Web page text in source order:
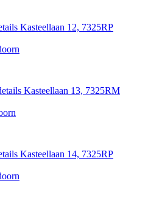
Kasteellaan 12, 7325RP
Kasteellaan 13, 7325RM
Kasteellaan 14, 7325RP